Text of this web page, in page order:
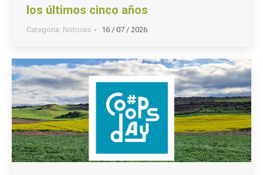
los últimos cinco años
Categoria: Noticias 16 / 07 / 2026